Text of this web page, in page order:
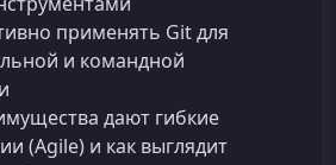
применять Git для
и командной
дают гибкие
(Agile) и как выглядит